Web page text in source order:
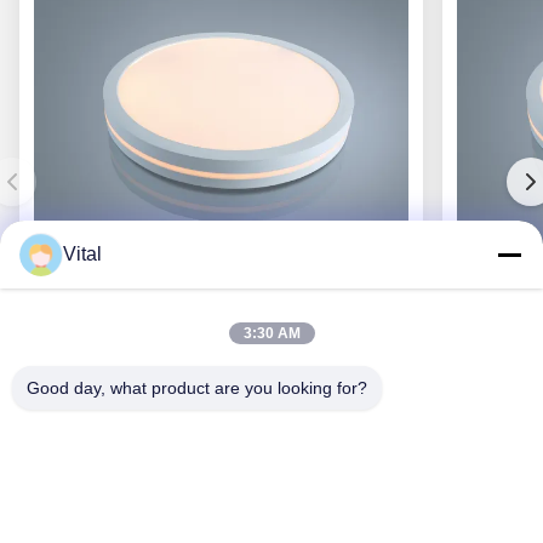
Obtenez le meilleur prix
Vital
3:30 AM
Good day, what product are you looking for?